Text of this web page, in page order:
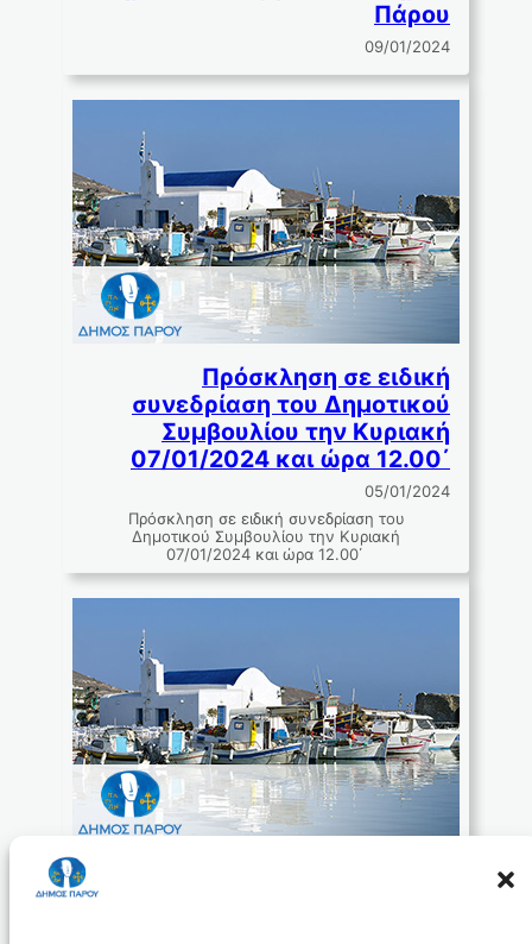
Πάρου
09/01/2024
Πρόσκληση σε ειδική
συνεδρίαση του Δημοτικού
Συμβουλίου την Κυριακή
07/01/2024 και ώρα 12.00΄
05/01/2024
Πρόσκληση σε ειδική συνεδρίαση του
Δημοτικού Συμβουλίου την Κυριακή
07/01/2024 και ώρα 12.00΄